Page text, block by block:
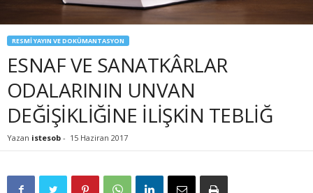
RESMİ YAYIN VE DOKÜMANTASYON
ESNAF VE SANATKÂRLAR
ODALARININ UNVAN
DEĞİŞİKLİĞİNE İLİŞKİN TEBLİĞ
Yazan istesob - 15 Haziran 2017